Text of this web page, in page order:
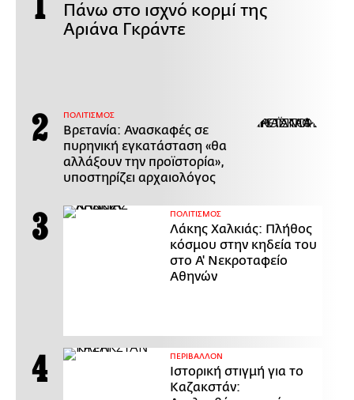
Πάνω στο ισχνό κορμί της
Αριάνα Γκράντε
ΠΟΛΙΤΙΣΜΟΣ
Βρετανία: Ανασκαφές σε
πυρηνική εγκατάσταση «θα
αλλάξουν την προϊστορία»,
υποστηρίζει αρχαιολόγος
ΠΟΛΙΤΙΣΜΟΣ
Λάκης Χαλκιάς: Πλήθος
κόσμου στην κηδεία του
στο Α' Νεκροταφείο
Αθηνών
ΠΕΡΙΒΑΛΛΟΝ
Ιστορική στιγμή για το
Καζακστάν: